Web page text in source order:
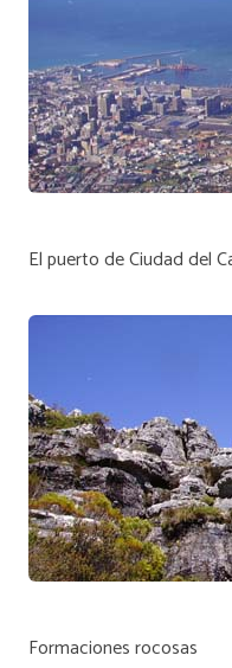
El puerto de Ciudad del
Formaciones rocosas